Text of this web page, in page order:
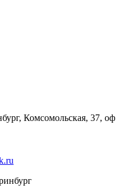
Комсомольская, 37, оф